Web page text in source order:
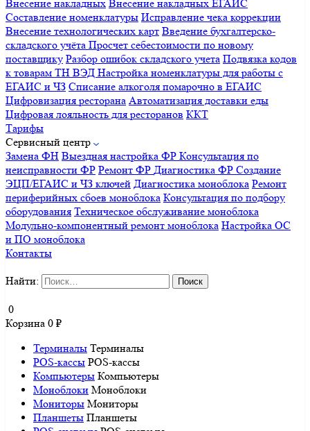
Внесение накладных Внесение накладных ЕГАИС
Составление номенклатуры Исправление чека коррекции
Внесение технологических карт Введение бухгалтерско-
складского учёта Просчет себестоимости по новому
поставщику Разбор ошибок складского учета Подвязка кодов
к товарам ТН ВЭД Настройка номенклатуры для работы с
ЕГАИС и ЧЗ Списание алкоголя помарочно в ЕГАИС
Цифровизация ресторана Автоматизация доставки еды
Цифровая лояльность для ресторанов ККТ
Тарифы
Сервисный центр
Замена ФН Выездная настройка ФР Консультация по
неисправности ФР Ремонт ФР Диагностика ФР Создание
ЭЦП/ЕГАИС и ЧЗ ключей Диагностика моноблока Ремонт
периферийных сбоев моноблока Консультация по подбору
оборудования Техническое обслуживание моноблока
Модульно-компонентный ремонт моноблока Настройка ОС
и ПО моноблока
Контакты
Найти:
0
Корзина 0 ₽
Терминалы Терминалы
POS-кассы POS-кассы
Компьютеры Компьютеры
Моноблоки Моноблоки
Мониторы Мониторы
Планшеты Планшеты